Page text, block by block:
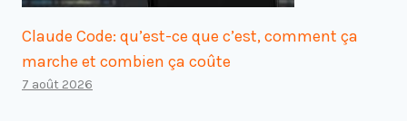
Claude Code: qu’est-ce que c’est, comment ça
marche et combien ça coûte
7 août 2026